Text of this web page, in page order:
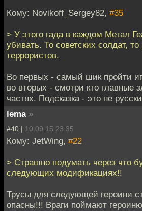
Кому: Novikoff_Sergey82, #35
> У этого гада в каждом Метал
убивать. То советских солдат, то
террористов.
Во первых - самый шик пройти
во вторых - смотри кто главные
частях. Подсказка - это не
lema »
#40 | 10.09.15 23:35
Кому: JetWing, #22
> Страшно подумать через что
следующих модификациях!!
Трусы для следующей героини
опасны!!! Враги поймают